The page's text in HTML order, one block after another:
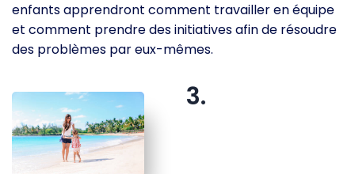
enfants apprendront comment travailler en équipe
et comment prendre des initiatives afin de résoudre
des problèmes par eux-mêmes.
3.